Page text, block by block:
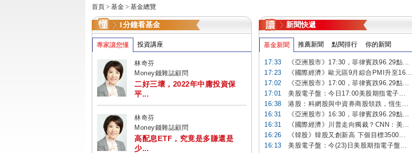
首頁 > 基金 > 基金總覽
1分鐘看基金
專家讓您懂 投資講座
林奇芬
Money錢雜誌顧問
二好三壞，2022年中庸投資保
平...
林奇芬
Money錢雜誌顧問
高配息ETF，究竟是多賺還是
少...
新聞快遞
基金新聞 推薦新聞 點閱排行 你的新聞
17:33
《亞洲股市》17:30，菲律賓跌96.29點...
17:23
《國際經濟》歐元區9月綜合PMI升至16...
17:02
《亞洲股市》17:00，菲律賓跌96.29點...
17:01
美股電子盤：今日17:00美股期指電子...
16:38
港股：科網股與中資券商股領跌，恆生...
16:31
《亞洲股市》16:30，菲律賓跌96.29點...
16:31
《國際經濟》川普走向獨裁？CNN：美...
16:26
《韓股》韓股又創新高 下個目標3500...
16:13
美股電子盤：今(23)日美股期指電子盤...